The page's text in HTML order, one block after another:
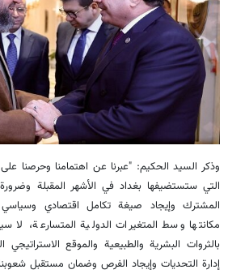
وذكر السيد الحكيم: "عبرنا عن اهتمامنا وحرصنا على
التي ستستضيفها بغداد في الأشهر المقبلة
المشترك وإيجاد صيغة تكامل اقتصادي
مكانتها وسط المتغيرات الدولية المتسارعة، لا
بالثروات البشرية والطبيعية والموقع الاستراتيجي
إدارة التحديات وإيجاد الفرص وضمان مستقبل شعوبنا